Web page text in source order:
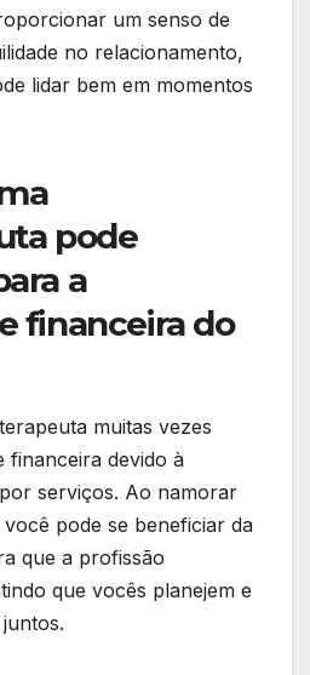
um senso de
no relacionamento,
lidar bem em momentos
pode
a
financeira do
muitas vezes
financeira devido à
serviços. Ao namorar
pode se beneficiar da
que a profissão
que vocês planejem e